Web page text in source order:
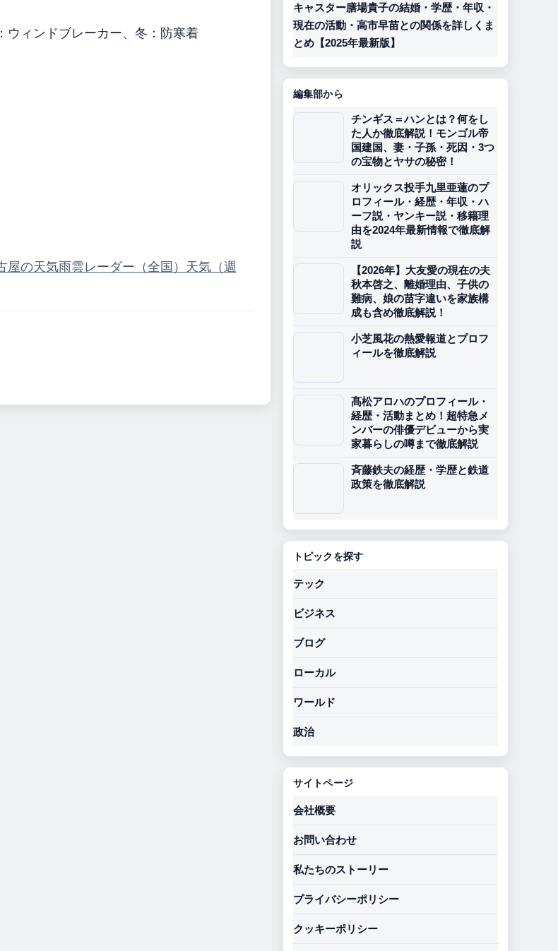
ウィンドブレーカー、冬：防寒着
屋の天気雨雲レーダー（全国） 天気（週
キャスター膳場貴子の結婚・学歴・年収・
現在の活動・高市早苗との関係を詳しくま
とめ【2025年最新版】
編集部から
チンギス＝ハンとは？何をし
た人か徹底解説！モンゴル帝
国建国、妻・子孫・死因・3つ
の宝物とヤサの秘密！
オリックス投手九里亜蓮のプ
ロフィール・経歴・年収・ハ
ーフ説・ヤンキー説・移籍理
由を2024年最新情報で徹底解
説
【2026年】大友愛の現在の夫
秋本啓之、離婚理由、子供の
難病、娘の苗字違いを家族構
成も含め徹底解説！
小芝風花の熱愛報道とプロフ
ィールを徹底解説
髙松アロハのプロフィール・
経歴・活動まとめ！超特急メ
ンバーの俳優デビューから実
家暮らしの噂まで徹底解説
斉藤鉄夫の経歴・学歴と鉄道
政策を徹底解説
トピックを探す
テック
ビジネス
ブログ
ローカル
ワールド
政治
サイトページ
会社概要
お問い合わせ
私たちのストーリー
プライバシーポリシー
クッキーポリシー